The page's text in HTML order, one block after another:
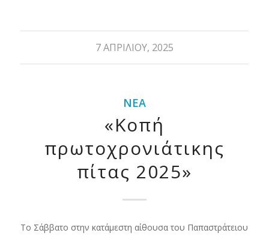
7 ΑΠΡΙΛΊΟΥ, 2025
ΝΈΑ
«Κοπή
πρωτοχρονιάτικης
πίτας 2025»
Το Σάββατο στην κατάμεστη αίθουσα του Παπαστράτειου